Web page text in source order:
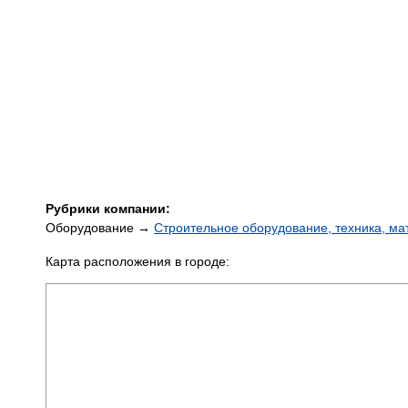
Рубрики компании:
Оборудование → Строительное оборудование, техника,
Карта расположения в городе: